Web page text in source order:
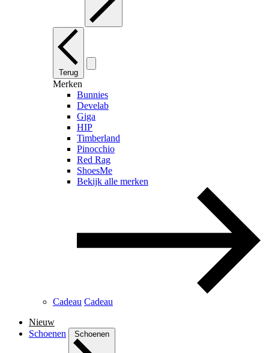
Terug
Merken
Bunnies
Develab
Giga
HIP
Timberland
Pinocchio
Red Rag
ShoesMe
Bekijk alle merken
Cadeau Cadeau
Nieuw
Schoenen
Schoenen